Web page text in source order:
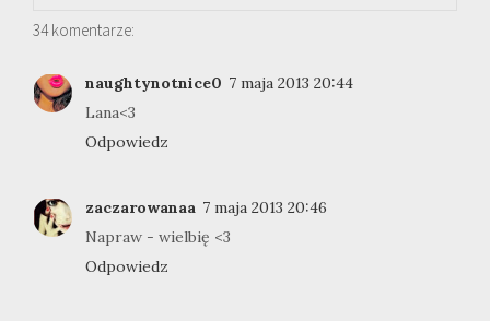
34 komentarze:
naughtynotnice0 7 maja 2013 20:44
Lana<3
Odpowiedz
zaczarowanaa 7 maja 2013 20:46
Napraw - wielbię <3
Odpowiedz